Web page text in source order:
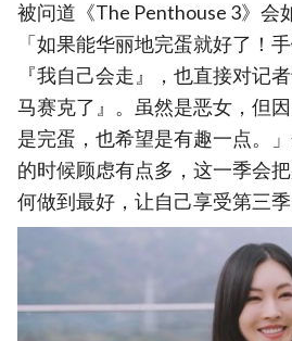
被问道《The Penthouse 3》会
「如果能华丽地完蛋就好了！
『我自己会走』，也直接对记
马赛克了』。虽然是恶女，但
是完蛋，也希望是有趣一点。
的时候顾虑有点多，这一季会
何做到最好，让自己享受第三季